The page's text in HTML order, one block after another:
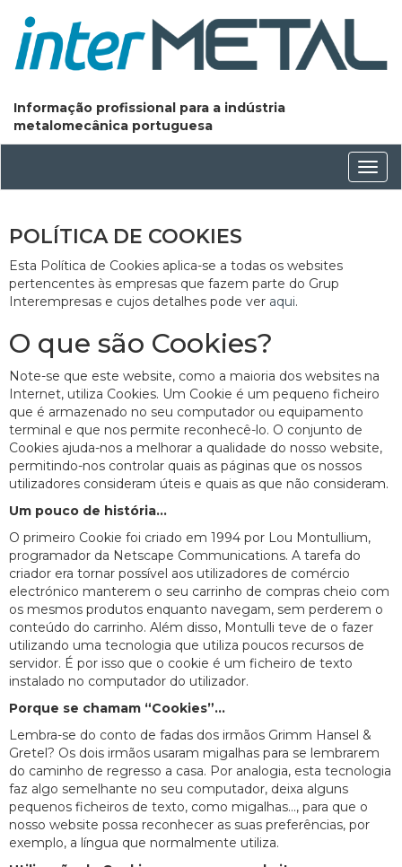
Informação profissional para a indústria
metalomecânica portuguesa
POLÍTICA DE COOKIES
Esta Política de Cookies aplica-se a todas os websites
pertencentes às empresas que fazem parte do Grup
Interempresas e cujos detalhes pode ver aqui.
O que são Cookies?
Note-se que este website, como a maioria dos websites na
Internet, utiliza Cookies. Um Cookie é um pequeno ficheiro
que é armazenado no seu computador ou equipamento
terminal e que nos permite reconhecê-lo. O conjunto de
Cookies ajuda-nos a melhorar a qualidade do nosso website,
permitindo-nos controlar quais as páginas que os nossos
utilizadores consideram úteis e quais as que não consideram.
Um pouco de história...
O primeiro Cookie foi criado em 1994 por Lou Montullium,
programador da Netscape Communications. A tarefa do
criador era tornar possível aos utilizadores de comércio
electrónico manterem o seu carrinho de compras cheio com
os mesmos produtos enquanto navegam, sem perderem o
conteúdo do carrinho. Além disso, Montulli teve de o fazer
utilizando uma tecnologia que utiliza poucos recursos de
servidor. É por isso que o cookie é um ficheiro de texto
instalado no computador do utilizador.
Porque se chamam “Cookies”...
Lembra-se do conto de fadas dos irmãos Grimm Hansel &
Gretel? Os dois irmãos usaram migalhas para se lembrarem
do caminho de regresso a casa. Por analogia, esta tecnologia
faz algo semelhante no seu computador, deixa alguns
pequenos ficheiros de texto, como migalhas..., para que o
nosso website possa reconhecer as suas preferências, por
exemplo, a língua que normalmente utiliza.